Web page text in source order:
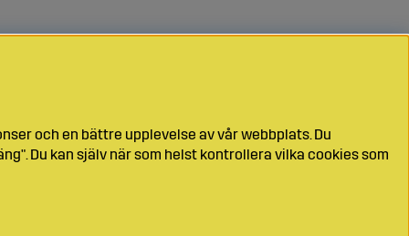
och en bättre upplevelse av vår webbplats. Du
Du kan själv när som helst kontrollera vilka cookies som